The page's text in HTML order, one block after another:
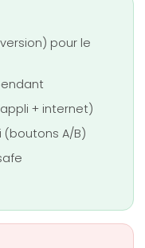
pour le
+ internet)
(boutons A/B)